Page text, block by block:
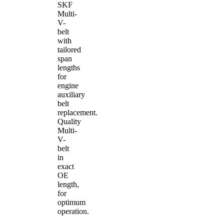
SKF
Multi-
V-
belt
with
tailored
span
lengths
for
engine
auxiliary
belt
replacement.
Quality
Multi-
V-
belt
in
exact
OE
length,
for
optimum
operation.